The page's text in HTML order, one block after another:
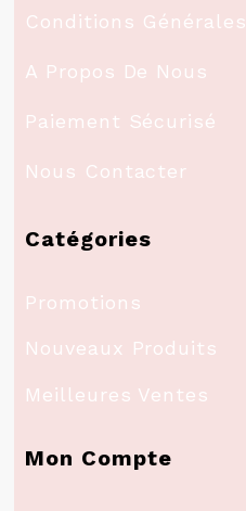
Conditions Générales
A Propos De Nous
Paiement Sécurisé
Nous Contacter
Catégories
Promotions
Nouveaux Produits
Meilleures Ventes
Mon Compte